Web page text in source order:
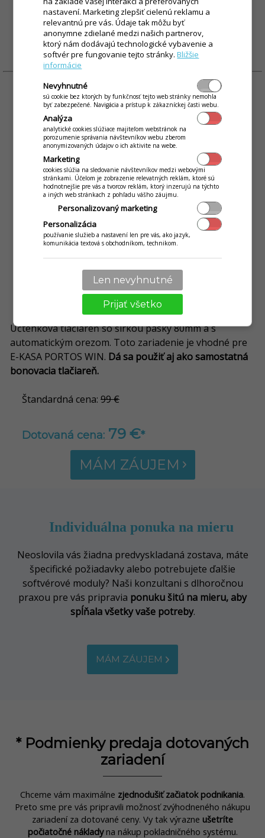
Dotovaná cena:160 €*
MÁM ZÁUJEM
POS PRINTER 80mm
Účtenková tlačiareň so šírkou pásky 80mm a s
automatickým orezom. Toto zariadenie je vhodné pre
E-KASA PORTOS WIN. Dá sa použiť aj ako samostatná
bonovacia tlačiareň.
Štandardná cena: 99 €
Dotovaná cena: 79 €*
MÁM ZÁUJEM
Individuálna ponuka na mieru
Neoslovila vás žiadna predvyskladaná zostava, máte
špecifické požiadavky alebo potrebujete ďalšie
softvérové moduly? Naši konzultani s dlhoročnou
praxou pre vás pripravia ponuku šitú na mieru, aby
spĺňala všetky vaše potreby.
MÁM ZÁUJEM
* Podmienky predaja dotovaných
zariadení
Chceme vám maximálne zjednodušiť začiatok podnikania.
Preto sme pre vás pripravili možnosť zvýhodneného nákupu
zariadení za dotované ceny. Vy tak výrazne ušetríte
počiatočné nákladyna nákup pokladničného systému.
nastavení. Marketing zlepšiť cielenú reklamu a
relevantnú pre vás. Údaje tak môžu byť
anonymne zdielané medzi našich partnerov,
ktorý nám dodávajú technologické vybavenie a
softvér pre fungovanie tejto stránky.Bližšie
informácie
Nevyhnutné
sú cookie bez ktorých by funkčnosť tejto web stránky nemohla
byť zabezpečené. Navigácia a prístup k zákazníckej časti webu.
Analýza
analytické cookies slúžiace majiteľom webstránok na
porozumenie správania návštevníkov webu zberom
anonymizovaných údajov o ich aktivite na webe.
Marketing
cookies slúžia na sledovanie návštevníkov medzi webovými
stránkami. Účelom je zobrazenie relevatných reklám, ktoré sú
hodnotnejšie pre vás a tvorcov reklám, ktorý inzerujú na týchto
a iných web stránkach z pohľadu vášho záujmu.
Personalizovaný marketing
Personalizácia
používanie služieb a nastavení len pre vás, ako jazyk,
komunikácia textová s obchodníkom, technikom.
Len nevyhnutné
Prijať všetko